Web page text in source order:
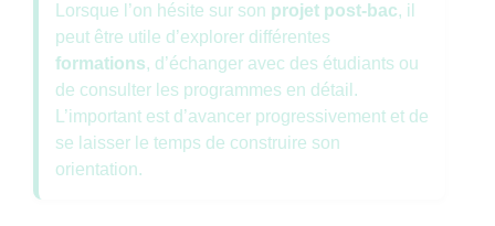
Lorsque l’on hésite sur son projet post-bac, il
peut être utile d’explorer différentes
formations, d’échanger avec des étudiants ou
de consulter les programmes en détail.
L’important est d’avancer progressivement et de
se laisser le temps de construire son
orientation.